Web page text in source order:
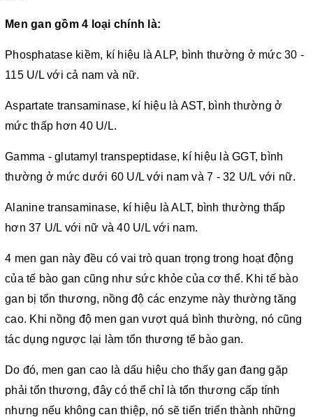
Men gan gồm 4 loại chính là:
Phosphatase kiềm, kí hiệu là ALP, bình thường ở mức 30 -
115 U/L với cả nam và nữ.
Aspartate transaminase, kí hiệu là AST, bình thường ở
mức thấp hơn 40 U/L.
Gamma - glutamyl transpeptidase, kí hiệu là GGT, bình
thường ở mức dưới 60 U/L với nam và 7 - 32 U/L với nữ.
Alanine transaminase, kí hiệu là ALT, bình thường thấp
hơn 37 U/L với nữ và 40 U/L với nam.
4 men gan này đều có vai trò quan trọng trong hoạt động
của tế bào gan cũng như sức khỏe của cơ thể. Khi tế bào
gan bị tổn thương, nồng độ các enzyme này thường tăng
cao. Khi nồng độ men gan vượt quá bình thường, nó cũng
tác dụng ngược lại làm tổn thương tế bào gan.
Do đó, men gan cao là dấu hiệu cho thấy gan đang gặp
phải tổn thương, đây có thể chỉ là tổn thương cấp tính
nhưng nếu không can thiệp, nó sẽ tiến triển thành những